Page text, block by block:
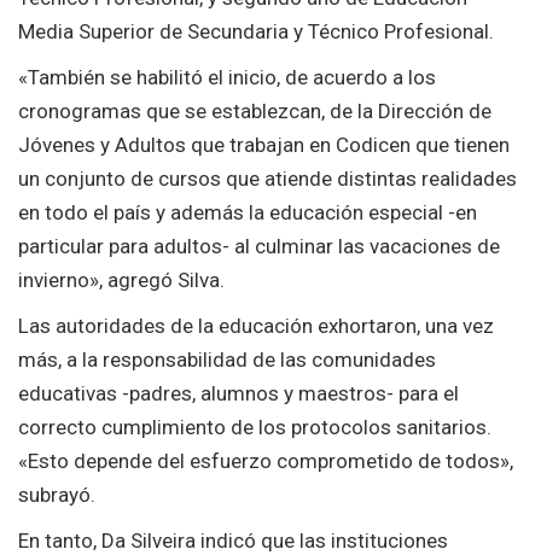
Media Superior de Secundaria y Técnico Profesional.
«También se habilitó el inicio, de acuerdo a los
cronogramas que se establezcan, de la Dirección de
Jóvenes y Adultos que trabajan en Codicen que tienen
un conjunto de cursos que atiende distintas realidades
en todo el país y además la educación especial -en
particular para adultos- al culminar las vacaciones de
invierno», agregó Silva.
Las autoridades de la educación exhortaron, una vez
más, a la responsabilidad de las comunidades
educativas -padres, alumnos y maestros- para el
correcto cumplimiento de los protocolos sanitarios.
«Esto depende del esfuerzo comprometido de todos»,
subrayó.
En tanto, Da Silveira indicó que las instituciones